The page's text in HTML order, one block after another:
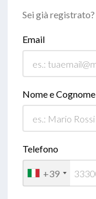
Sei già registrato?
Email
Nome e Cognome
Telefono
+39